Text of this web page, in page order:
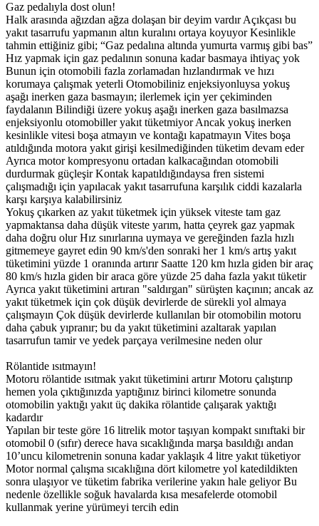
Gaz pedalıyla dost olun!
Halk arasında ağızdan ağza dolaşan bir deyim vardır Açıkçası bu
yakıt tasarrufu yapmanın altın kuralını ortaya koyuyor Kesinlikle
tahmin ettiğiniz gibi; “Gaz pedalına altında yumurta varmış gibi bas”
Hız yapmak için gaz pedalının sonuna kadar basmaya ihtiyaç yok
Bunun için otomobili fazla zorlamadan hızlandırmak ve hızı
korumaya çalışmak yeterli Otomobiliniz enjeksiyonluysa yokuş
aşağı inerken gaza basmayın; ilerlemek için yer çekiminden
faydalanın Bilindiği üzere yokuş aşağı inerken gaza basılmazsa
enjeksiyonlu otomobiller yakıt tüketmiyor Ancak yokuş inerken
kesinlikle vitesi boşa atmayın ve kontağı kapatmayın Vites boşa
atıldığında motora yakıt girişi kesilmediğinden tüketim devam eder
Ayrıca motor kompresyonu ortadan kalkacağından otomobili
durdurmak güçleşir Kontak kapatıldığındaysa fren sistemi
çalışmadığı için yapılacak yakıt tasarrufuna karşılık ciddi kazalarla
karşı karşıya kalabilirsiniz
Yokuş çıkarken az yakıt tüketmek için yüksek viteste tam gaz
yapmaktansa daha düşük viteste yarım, hatta çeyrek gaz yapmak
daha doğru olur Hız sınırlarına uymaya ve gereğinden fazla hızlı
gitmemeye gayret edin 90 km/s'den sonraki her 1 km/s artış yakıt
tüketimini yüzde 1 oranında artırır Saatte 120 km hızla giden bir araç
80 km/s hızla giden bir araca göre yüzde 25 daha fazla yakıt tüketir
Ayrıca yakıt tüketimini artıran "saldırgan" sürüşten kaçının; ancak az
yakıt tüketmek için çok düşük devirlerde de sürekli yol almaya
çalışmayın Çok düşük devirlerde kullanılan bir otomobilin motoru
daha çabuk yıpranır; bu da yakıt tüketimini azaltarak yapılan
tasarrufun tamir ve yedek parçaya verilmesine neden olur
Rölantide ısıtmayın!
Motoru rölantide ısıtmak yakıt tüketimini artırır Motoru çalıştırıp
hemen yola çıktığınızda yaptığınız birinci kilometre sonunda
otomobilin yaktığı yakıt üç dakika rölantide çalışarak yaktığı
kadardır
Yapılan bir teste göre 16 litrelik motor taşıyan kompakt sınıftaki bir
otomobil 0 (sıfır) derece hava sıcaklığında marşa basıldığı andan
10’uncu kilometrenin sonuna kadar yaklaşık 4 litre yakıt tüketiyor
Motor normal çalışma sıcaklığına dört kilometre yol katedildikten
sonra ulaşıyor ve tüketim fabrika verilerine yakın hale geliyor Bu
nedenle özellikle soğuk havalarda kısa mesafelerde otomobil
kullanmak yerine yürümeyi tercih edin